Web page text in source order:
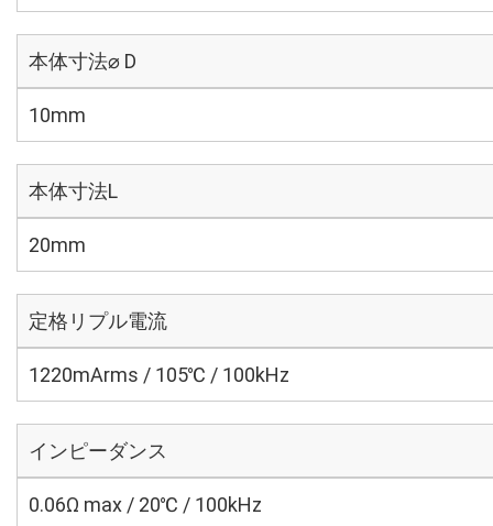
本体寸法⌀ D
10mm
本体寸法L
20mm
定格リプル電流
1220mArms / 105℃ / 100kHz
インピーダンス
0.06Ω max / 20℃ / 100kHz